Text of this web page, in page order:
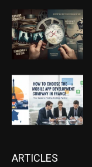
ARTICLES